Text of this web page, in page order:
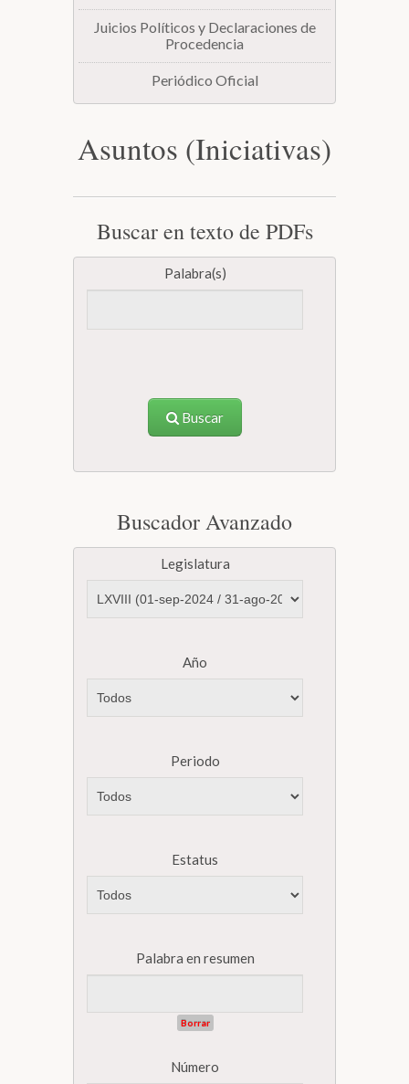
Juicios Políticos y Declaraciones de
Procedencia
Periódico Oficial
Asuntos (Iniciativas)
Buscar en texto de PDFs
Palabra(s)
Buscar
Buscador Avanzado
Legislatura
Año
Periodo
Estatus
Palabra en resumen
Borrar
Número